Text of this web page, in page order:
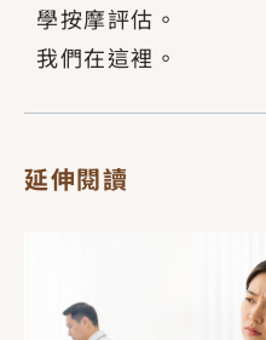
學按摩評估。
我們在這裡。
延伸閱讀